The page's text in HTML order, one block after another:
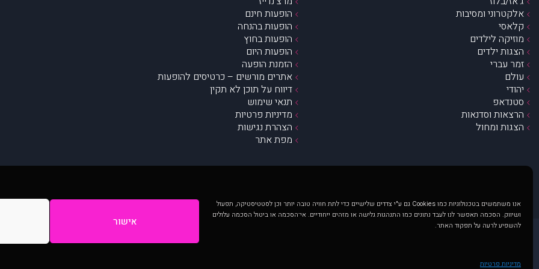
אנו משתמשים בטכנולוגיות כמו Cookies גם ע"י צדדים שלישיים כדי לתת חוויה טובה יותר וכן לסטטיסטיקה, תפעול
ושיווק. הסכמה תאפשר לנו לעבד נתונים כמו התנהגות גלישה או מזהים ייחודיים. אי־הסכמה או ביטול הסכמה עלולים
להשפיע לרעה על תפקוד האתר.
אישור
מדיניות פרטיות
אלקטרוני ומסיבות
קלאסי
מוזיקה לילדים
הצגות ילדים
זמר עברי
עולם
יהודי
סטנדאפ
הרצאות וסדנאות
הצגות ומחול
הופעות חינם
הופעות בהנחה
הופעות בחוץ
הופעות היום
הזמנת הופעה
אתרים מורשים – כרטיסים להופעות
דיווח על תוכן לא תקין
תנאי שימוש
מדיניות פרטיות
הצהרת נגישות
מפת אתר